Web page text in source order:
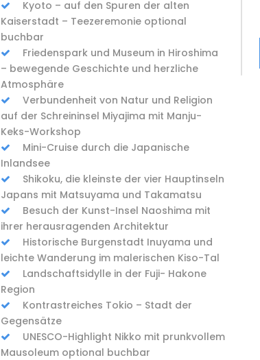
Kyoto – auf den Spuren der alten
Kaiserstadt – Teezeremonie optional
buchbar
Friedenspark und Museum in Hiroshima
– bewegende Geschichte und herzliche
Atmosphäre
Verbundenheit von Natur und Religion
auf der Schreininsel Miyajima mit Manju-
Keks-Workshop
Mini-Cruise durch die Japanische
Inlandsee
Shikoku, die kleinste der vier Hauptinseln
Japans mit Matsuyama und Takamatsu
Besuch der Kunst-Insel Naoshima mit
ihrer herausragenden Architektur
Historische Burgenstadt Inuyama und
leichte Wanderung im malerischen Kiso-Tal
Landschaftsidylle in der Fuji- Hakone
Region
Kontrastreiches Tokio – Stadt der
Gegensätze
UNESCO-Highlight Nikko mit prunkvollem
Mausoleum optional buchbar